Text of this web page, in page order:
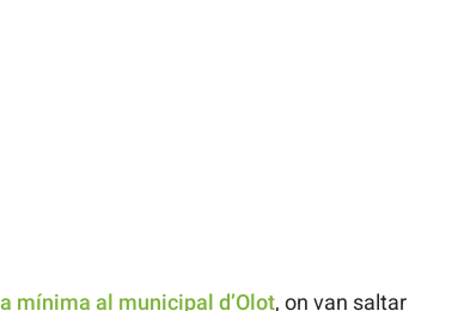
mínima al municipal d’Olot, on van saltar